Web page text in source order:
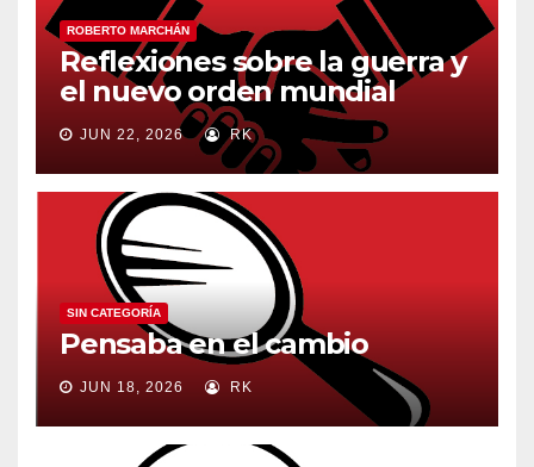
ROBERTO MARCHÁN
Reflexiones sobre la guerra y
el nuevo orden mundial
JUN 22, 2026 RK
SIN CATEGORÍA
Pensaba en el cambio
JUN 18, 2026 RK